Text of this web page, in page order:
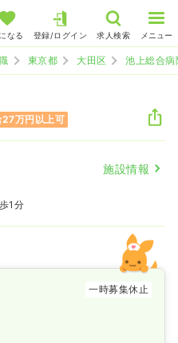
なる 登録/ログイン 求人検索 メニュー
東京都 大田区 池上総合病
27万円以上可
施設情報
1分
一時募集休止